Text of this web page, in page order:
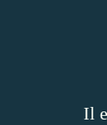
Il